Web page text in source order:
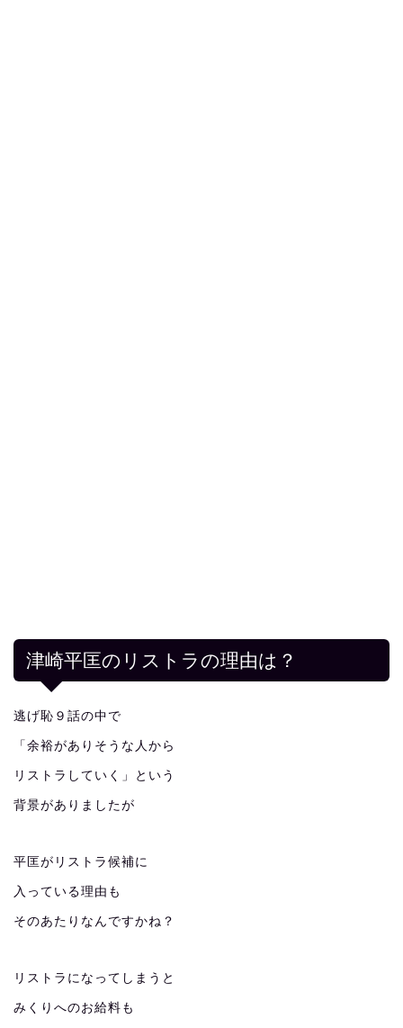
津崎平匡のリストラの理由は？
逃げ恥９話の中で
「余裕がありそうな人から
リストラしていく」という
背景がありましたが
平匡がリストラ候補に
入っている理由も
そのあたりなんですかね？
リストラになってしまうと
みくりへのお給料も